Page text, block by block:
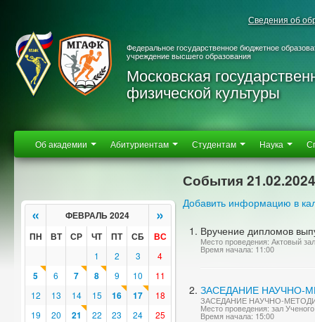
Сведения об
Федеральное государственное бюджетное
учреждение высшего образования
Московская
физической культуры
Об академии Абитуриентам Студентам Наука
« ФЕВРАЛЬ 2024 »
ПН ВТ СР ЧТ ПТ СБ ВС
1 2 3 4
5 6 7 8 9 10
11
12
13 14 15 16 17
18
19
20 21 22 23 24
25
События 21.02.2024
Добавить информацию в
Вручение дипломов
Место проведения: Актовый
Время начала: 11:00
ЗАСЕДАНИЕ НАУЧНО-
ЗАСЕДАНИЕ НАУЧНО-
Место проведения: зал
Время начала: 15:00